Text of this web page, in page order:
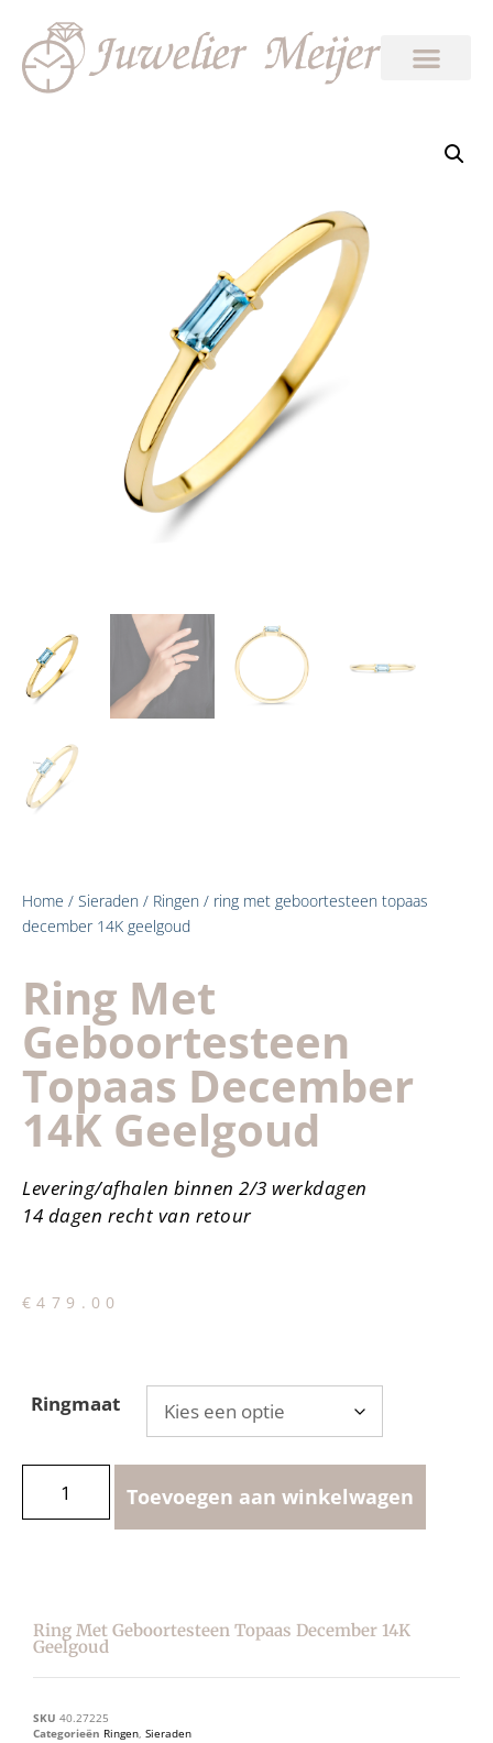
Home / Sieraden / Ringen / ring met geboortesteen topaas
december 14K geelgoud
Ring Met
Geboortesteen
Topaas December
14K Geelgoud
Levering/afhalen binnen 2/3 werkdagen
14 dagen recht van retour
€479.00
Ringmaat
Toevoegen aan winkelwagen
Ring Met Geboortesteen Topaas December 14K
Geelgoud
SKU 40.27225
Categorieën Ringen, Sieraden